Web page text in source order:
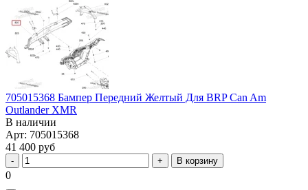
705015368 Бампер Передний Желтый Для BRP Can Am
Outlander XMR
В наличии
Арт: 705015368
41 400 руб
В корзину
0